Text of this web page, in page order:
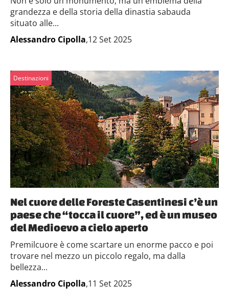
grandezza e della storia della dinastia sabauda
situato alle...
Alessandro Cipolla,12 Set 2025
Destinazioni
Nel cuore delle Foreste Casentinesi c’è un
paese che “tocca il cuore”, ed è un museo
del Medioevo a cielo aperto
Premilcuore è come scartare un enorme pacco e poi
trovare nel mezzo un piccolo regalo, ma dalla
bellezza...
Alessandro Cipolla,11 Set 2025